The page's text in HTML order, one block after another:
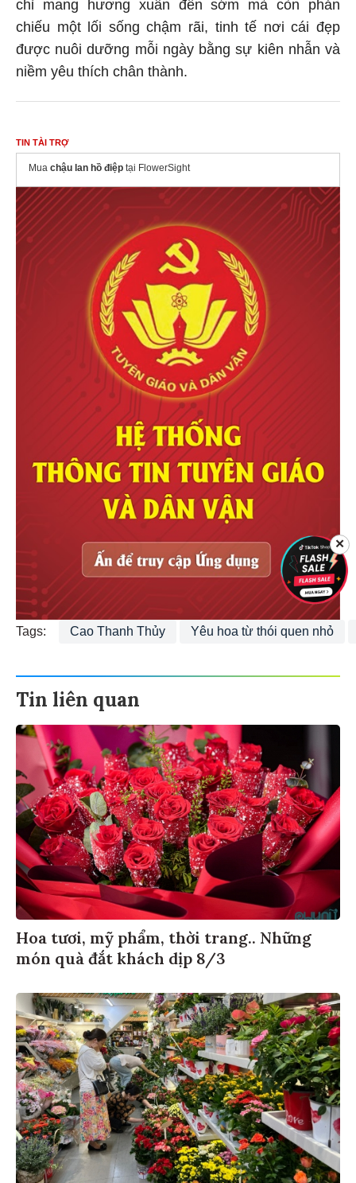
chỉ mang hương xuân đến sớm mà còn phản
chiếu một lối sống chậm rãi, tinh tế nơi cái đẹp
được nuôi dưỡng mỗi ngày bằng sự kiên nhẫn và
niềm yêu thích chân thành.
TIN TÀI TRỢ
Mua chậu lan hồ điệp tại FlowerSight
Tags: Cao Thanh Thủy Yêu hoa từ thói quen nhỏ
Tin liên quan
Hoa tươi, mỹ phẩm, thời trang.. Những
món quà đắt khách dịp 8/3
✕